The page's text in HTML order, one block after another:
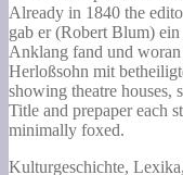
Already in 1840 the
gab er (Robert Blum)
Anklang fand und
Herloßsohn mit
showing theatre houses,
Title and prepaper each
minimally foxed.
Kulturgeschichte,